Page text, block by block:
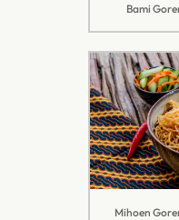
Bami
Mihoen